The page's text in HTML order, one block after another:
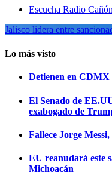
Escucha Radio Cañón
Jalisco lidera entre
Lo más visto
Detienen en CDMX
El Senado de
exabogado de
Fallece Jorge
EU reanudará este
Michoacán